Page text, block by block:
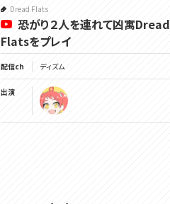
Dread Flats
恐がり２人を連れて凶寓Dread
Flatsをプレイ
配信ch ディズム
出演